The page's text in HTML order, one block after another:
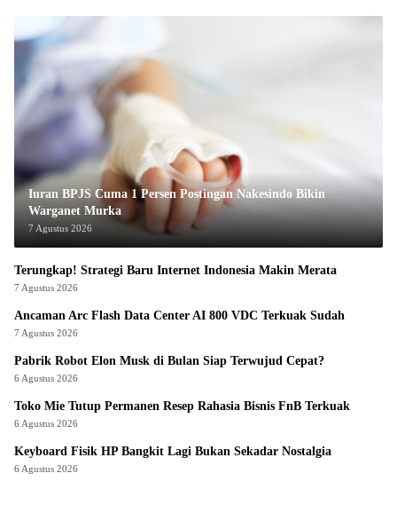
Iuran BPJS Cuma 1 Persen Postingan Nakesindo Bikin
Warganet Murka
7 Agustus 2026
Terungkap! Strategi Baru Internet Indonesia Makin Merata
7 Agustus 2026
Ancaman Arc Flash Data Center AI 800 VDC Terkuak Sudah
7 Agustus 2026
Pabrik Robot Elon Musk di Bulan Siap Terwujud Cepat?
6 Agustus 2026
Toko Mie Tutup Permanen Resep Rahasia Bisnis FnB Terkuak
6 Agustus 2026
Keyboard Fisik HP Bangkit Lagi Bukan Sekadar Nostalgia
6 Agustus 2026